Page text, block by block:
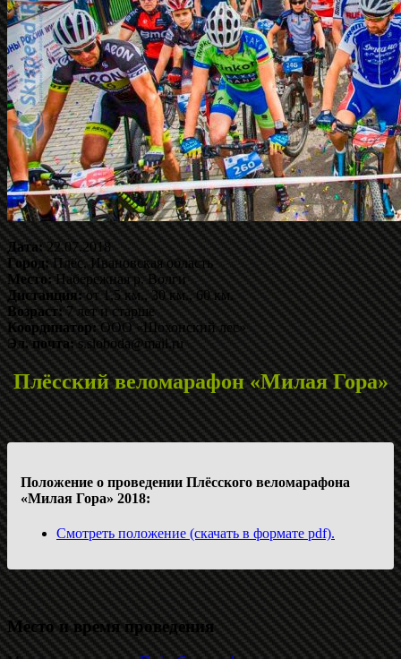
Дата:22.07.2018
Город:Плёс, Ивановская область
Место:Набережная р. Волги
Дистанция:от 1,5 км., 30 км., 60 км.
Возраст:7 лет и старше
Координатор:ООО «Шохонский лес»
Эл. почта:s.sloboda@mail.ru
Плёсский веломарафон «Милая Гора»
Положение о проведении Плёсского веломарафона
«Милая Гора» 2018:
Смотреть положение (скачать в формате pdf).
Место и время проведения